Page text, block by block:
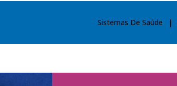
Sistemas De Saúde |